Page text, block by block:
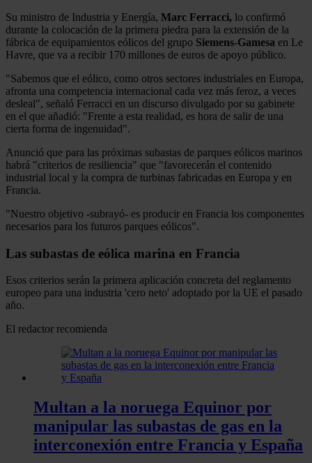
Su ministro de Industria y Energía, Marc Ferracci, lo confirmó
durante la colocación de la primera piedra para la extensión de la
fábrica de equipamientos eólicos del grupo Siemens-Gamesa en Le
Havre, que va a recibir 170 millones de euros de apoyo público.
"Sabemos que el eólico, como otros sectores industriales en Europa,
afronta una competencia internacional cada vez más feroz, a veces
desleal", señaló Ferracci en un discurso divulgado por su gabinete
en el que añadió: "Frente a esta realidad, es hora de salir de una
cierta forma de ingenuidad".
Anunció que para las próximas subastas de parques eólicos marinos
habrá "criterios de resiliencia" que "favorecerán el contenido
industrial local y la compra de turbinas fabricadas en Europa y en
Francia.
"Nuestro objetivo -subrayó- es producir en Francia los componentes
necesarios para los futuros parques eólicos".
Las subastas de eólica marina en Francia
Esos criterios serán la primera aplicación concreta del reglamento
europeo para una industria 'cero neto' adoptado por la UE el pasado
año.
El redactor recomienda
Multan a la noruega Equinor por
manipular las subastas de gas en la
interconexión entre Francia y España